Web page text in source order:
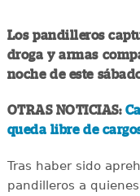
Los pandilleros
droga y armas
noche de este
OTRAS NOTICIAS:
queda libre de
Tras haber sido
pandilleros a